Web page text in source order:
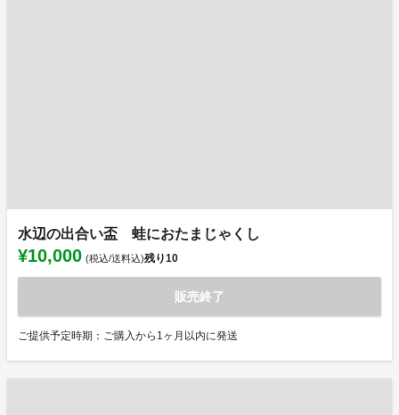
水辺の出合い盃 蛙におたまじゃくし
¥10,000 (税込/送料込)残り10
販売終了
ご提供予定時期：ご購入から1ヶ月以内に発送